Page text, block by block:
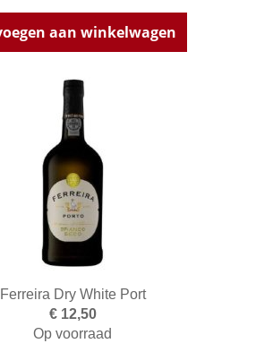
aan winkelwagen
Ferreira Dry White Port
€ 12,50
Op voorraad